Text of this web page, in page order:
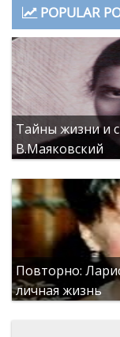
POPULAR
Тайны жизни и
В.Маяковский
Повторно:
личная жизнь